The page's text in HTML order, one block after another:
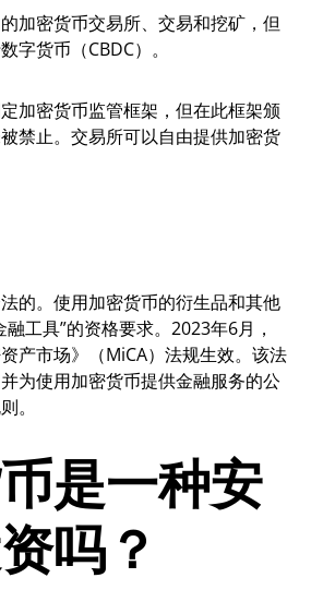
加密货币交易所、交易和挖矿，但
字货币（CBDC）。
加密货币监管框架，但在此框架颁
禁止。交易所可以自由提供加密货
的。使用加密货币的衍生品和其他
工具”的资格要求。2023年6月，
产市场》（MiCA）法规生效。该法
为使用加密货币提供金融服务的公
。
是一种安
吗？